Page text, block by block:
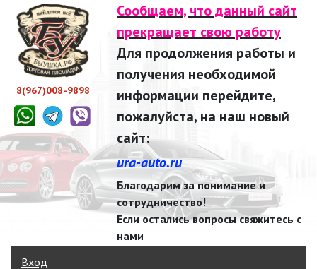
8(967)008-9898
Сообщаем, что данный сайт
прекращает свою работу
Для продолжения работы и
получения необходимой
информации перейдите,
пожалуйста, на наш новый
сайт:
ura-auto.ru
Благодарим за понимание и
сотрудничество!
Если остались вопросы свяжитесь с
нами
Вход